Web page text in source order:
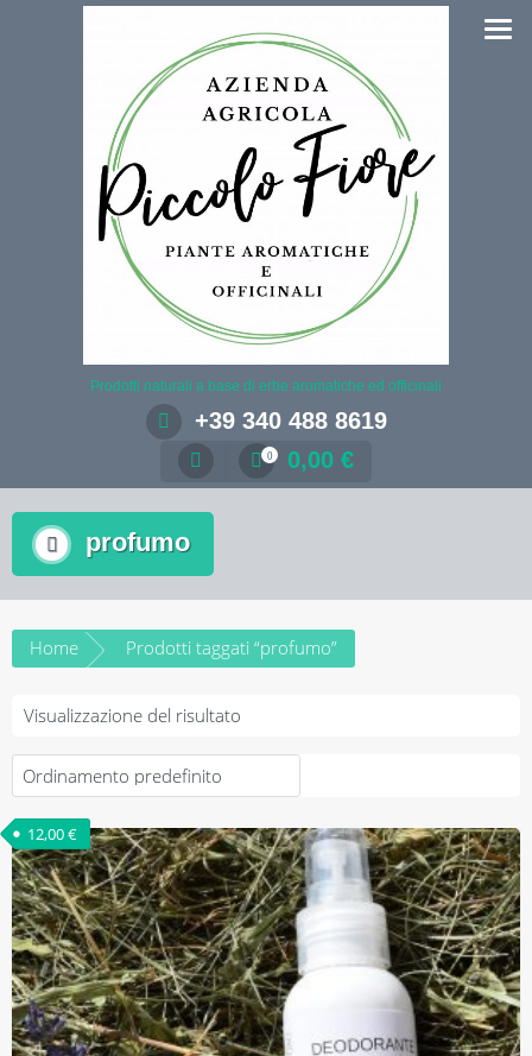
Prodotti naturali a base di erbe aromatiche ed officinali
+39 340 488 8619
0 0,00 €
profumo
Home Prodotti taggati “profumo”
Visualizzazione del risultato
12,00€